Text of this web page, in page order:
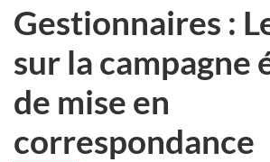
Gestionnaires :
sur la campagne
de mise en
correspondance